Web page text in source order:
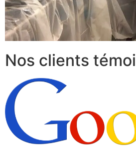
Nos clients